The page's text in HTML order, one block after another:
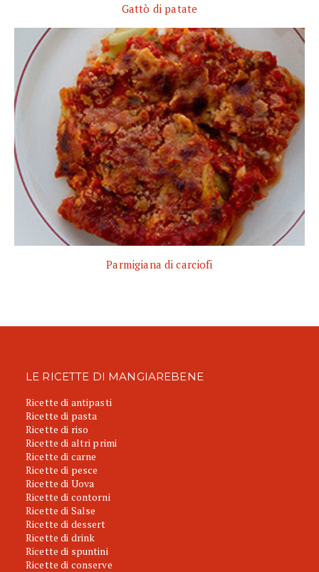
Gattò di patate
Parmigiana di carciofi
LE RICETTE DI MANGIAREBENE
Ricette di antipasti
Ricette di pasta
Ricette di riso
Ricette di altri primi
Ricette di carne
Ricette di pesce
Ricette di Uova
Ricette di contorni
Ricette di Salse
Ricette di dessert
Ricette di drink
Ricette di spuntini
Ricette di conserve